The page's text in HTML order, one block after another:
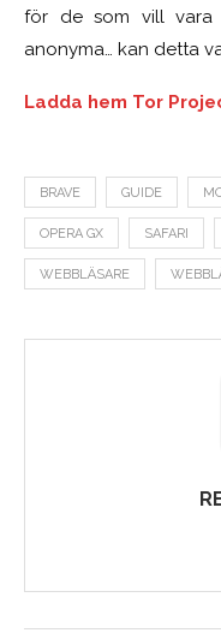
för de som vill vara
anonyma… kan detta
Ladda hem Tor
BRAVE GUIDE
OPERA GX SAFARI
WEBBLÄSARE